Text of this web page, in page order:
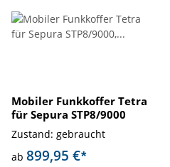
Mobiler Funkkoffer Tetra
für Sepura STP8/9000
Zustand: gebraucht
ab 899,95 €*